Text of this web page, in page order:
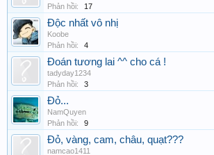
Phản hồi:
17
Độc nhất vô nhị
Koobe
Phản hồi:
4
Đoán tương lai ^^ cho cá !
tadyday1234
Phản hồi:
3
Đỏ...
NamQuyen
Phản hồi:
9
Đỏ, vàng, cam, châu, quạt???
namcao1411